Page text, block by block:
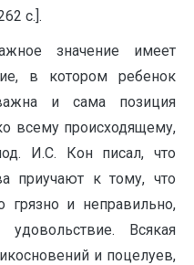
с.].
значение имеет
в котором ребенок
и сама позиция
всему происходящему,
И.С. Кон писал, что
приучают к тому, что
грязно и неправильно,
Всякая
и поцелуев,